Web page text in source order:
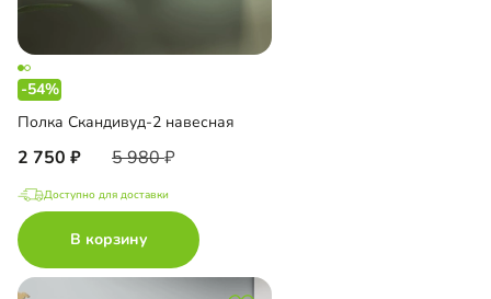
-54%
Полка Скандивуд-2 навесная
2 750 5 980
Доступно для доставки
В корзину